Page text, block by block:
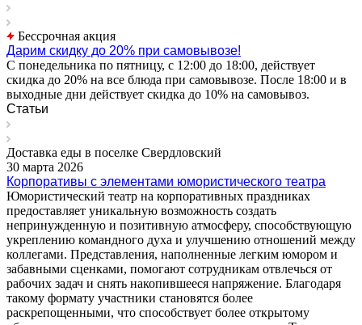
Бессрочная акция
Дарим скидку до 20% при самовывозе!
С понедельника по пятницу, с 12:00 до 18:00, действует
скидка до 20% на все блюда при самовывозе. После 18:00 и в
выходные дни действует скидка до 10% на самовывоз.
Статьи
Доставка еды в поселке Свердловский
30 марта 2026
Корпоративы с элементами юмористического театра
Юмористический театр на корпоративных праздниках
предоставляет уникальную возможность создать
непринужденную и позитивную атмосферу, способствующую
укреплению командного духа и улучшению отношений между
коллегами. Представления, наполненные легким юмором и
забавными сценками, помогают сотрудникам отвлечься от
рабочих задач и снять накопившееся напряжение. Благодаря
такому формату участники становятся более
раскрепощенными, что способствует более открытому